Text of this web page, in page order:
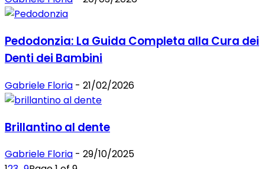
Pedodonzia: La Guida Completa alla Cura dei
Denti dei Bambini
Gabriele Floria - 21/02/2026
Brillantino al dente
Gabriele Floria - 29/10/2025